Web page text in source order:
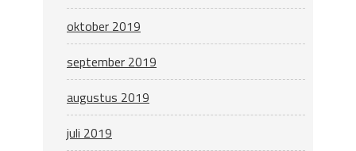
oktober 2019
september 2019
augustus 2019
juli 2019